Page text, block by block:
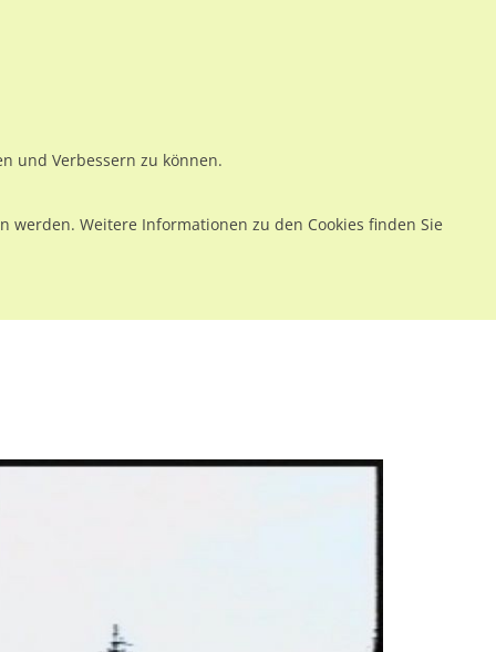
und Verbessern zu können.
werden. Weitere Informationen zu den Cookies finden Sie